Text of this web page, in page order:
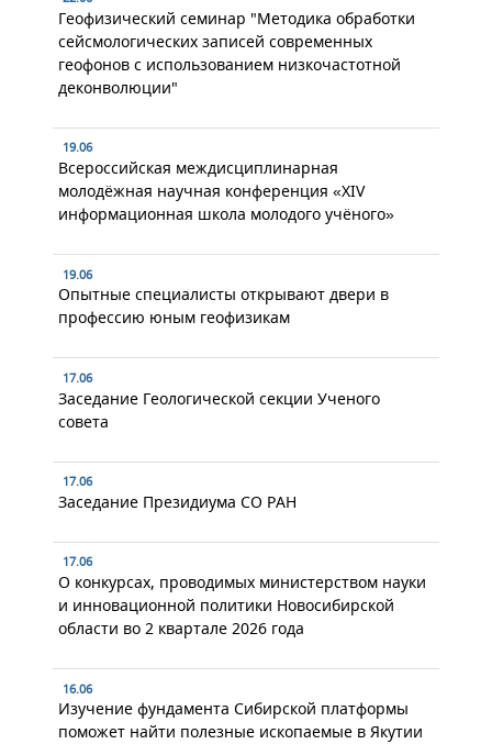
Геофизический семинар "Методика обработки
сейсмологических записей современных
геофонов с использованием низкочастотной
деконволюции"
19.06
Всероссийская междисциплинарная
молодёжная научная конференция «XIV
информационная школа молодого учёного»
19.06
Опытные специалисты открывают двери в
профессию юным геофизикам
17.06
Заседание Геологической секции Ученого
совета
17.06
Заседание Президиума СО РАН
17.06
О конкурсах, проводимых министерством науки
и инновационной политики Новосибирской
области во 2 квартале 2026 года
16.06
Изучение фундамента Сибирской платформы
поможет найти полезные ископаемые в Якутии